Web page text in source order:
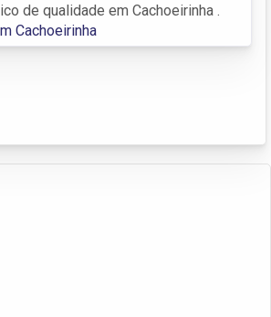
de qualidade em Cachoeirinha .
Cachoeirinha